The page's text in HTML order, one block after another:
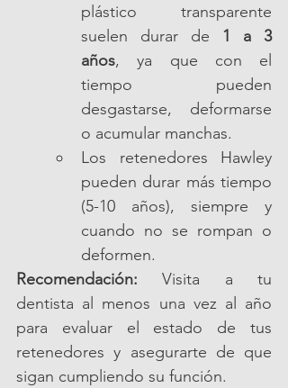
plástico transparente
suelen durar de 1 a 3
años, ya que con el
tiempo pueden
desgastarse, deformarse
o acumular manchas.
Los retenedores Hawley
pueden durar más tiempo
(5-10 años), siempre y
cuando no se rompan o
deformen.
Recomendación: Visita a tu
dentista al menos una vez al año
para evaluar el estado de tus
retenedores y asegurarte de que
sigan cumpliendo su función.